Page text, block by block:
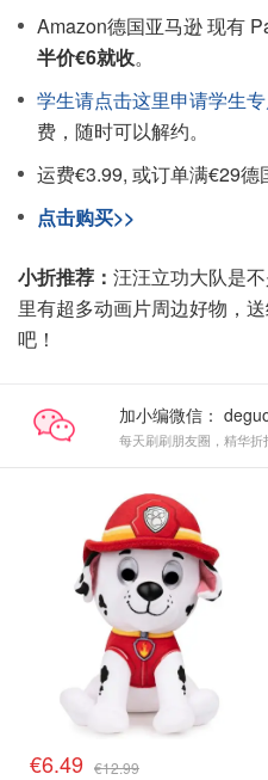
Amazon德国亚马逊 现有
半价€6就收。
学生请点击这里申请学生
费，随时可以解约。
运费€3.99, 或订单满€29德
点击购买>>
小折推荐： 汪汪立功大队是
里有超多动画片周边好物，
吧！
加小编微信：
每天刷刷朋友圈，精华折
€6.49 €12.99